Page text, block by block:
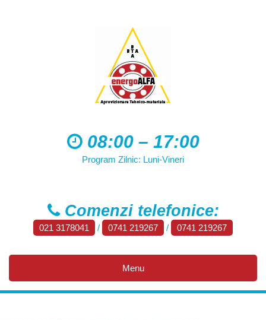
08:00 – 17:00
Program Zilnic: Luni-Vineri
Comenzi telefonice:
021 3178041 / 0741 219267 / 0741 219267
Menu